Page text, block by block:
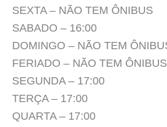
SEXTA – NÃO TEM ÔNIBUS
SABADO – 16:00
DOMINGO – NÃO TEM
FERIADO – NÃO TEM ÔNIBUS
SEGUNDA – 17:00
TERÇA – 17:00
QUARTA – 17:00